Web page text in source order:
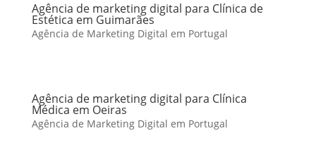
Agência de marketing digital para Clínica de
Estética em Guimarães
Agência de Marketing Digital em Portugal
Agência de marketing digital para Clínica
Médica em Oeiras
Agência de Marketing Digital em Portugal